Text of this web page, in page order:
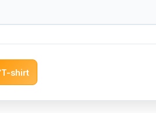
T-shirt